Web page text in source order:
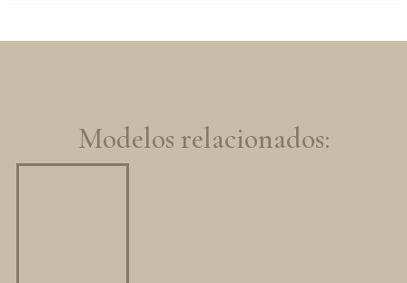
Modelos relacionados: